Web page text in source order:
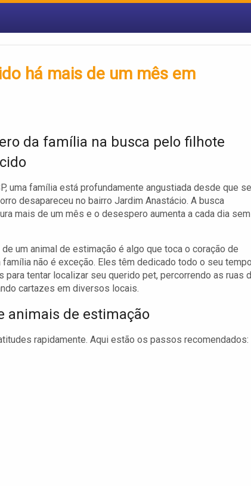
há mais de um mês em
da família na busca pelo filhote
uma família está profundamente angustiada desde que
desapareceu no bairro Jardim Anastácio. A busca
mais de um mês e o desespero aumenta a cada dia sem
um animal de estimação é algo que toca o coração de
não é exceção. Eles têm dedicado todo o seu tempo
para tentar localizar seu querido pet, percorrendo as ruas
cartazes em diversos locais.
animais de estimação
rapidamente. Aqui estão os passos recomendados: